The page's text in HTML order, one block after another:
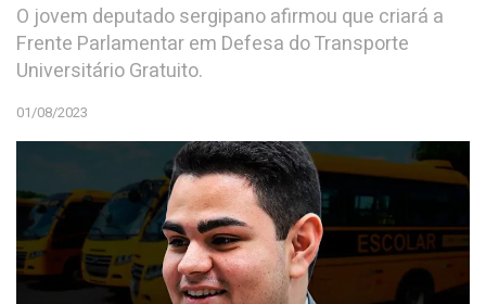
O jovem deputado sergipano afirmou que criará a
Frente Parlamentar em Defesa do Transporte
Universitário Gratuito.
01/08/2023